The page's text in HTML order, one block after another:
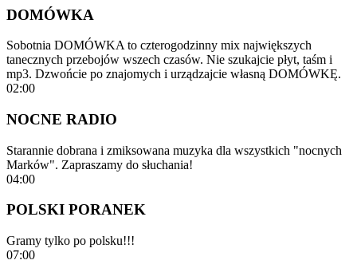
DOMÓWKA
Sobotnia DOMÓWKA to czterogodzinny mix największych
tanecznych przebojów wszech czasów. Nie szukajcie płyt, taśm i
mp3. Dzwońcie po znajomych i urządzajcie własną DOMÓWKĘ.
02:00
NOCNE RADIO
Starannie dobrana i zmiksowana muzyka dla wszystkich "nocnych
Marków". Zapraszamy do słuchania!
04:00
POLSKI PORANEK
Gramy tylko po polsku!!!
07:00